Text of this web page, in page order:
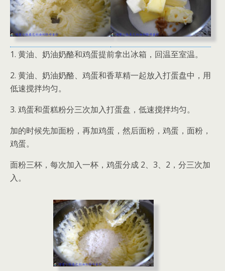
1. 黄油、奶油奶酪和鸡蛋提前拿出冰箱，回温至室温。
2. 黄油、奶油奶酪、鸡蛋和香草精一起放入打蛋盘中，用
低速搅拌均匀。
3. 鸡蛋和蛋糕粉分三次加入打蛋盘，低速搅拌均匀。
加的时候先加面粉，再加鸡蛋，然后面粉，鸡蛋，面粉，
鸡蛋。
面粉三杯，每次加入一杯，鸡蛋分成 2、3、2，分三次加
入。